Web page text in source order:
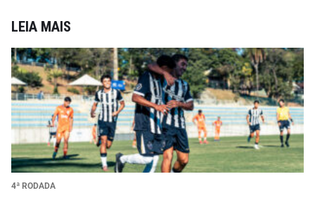
LEIA MAIS
4ª RODADA